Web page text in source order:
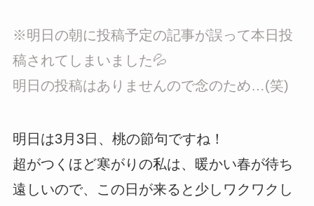
※明日の朝に投稿予定の記事が誤って本日投
稿されてしまいました💦
明日の投稿はありませんので念のため…(笑)
明日は3月3日、桃の節句ですね！
超がつくほど寒がりの私は、暖かい春が待ち
遠しいので、この日が来ると少しワクワクし